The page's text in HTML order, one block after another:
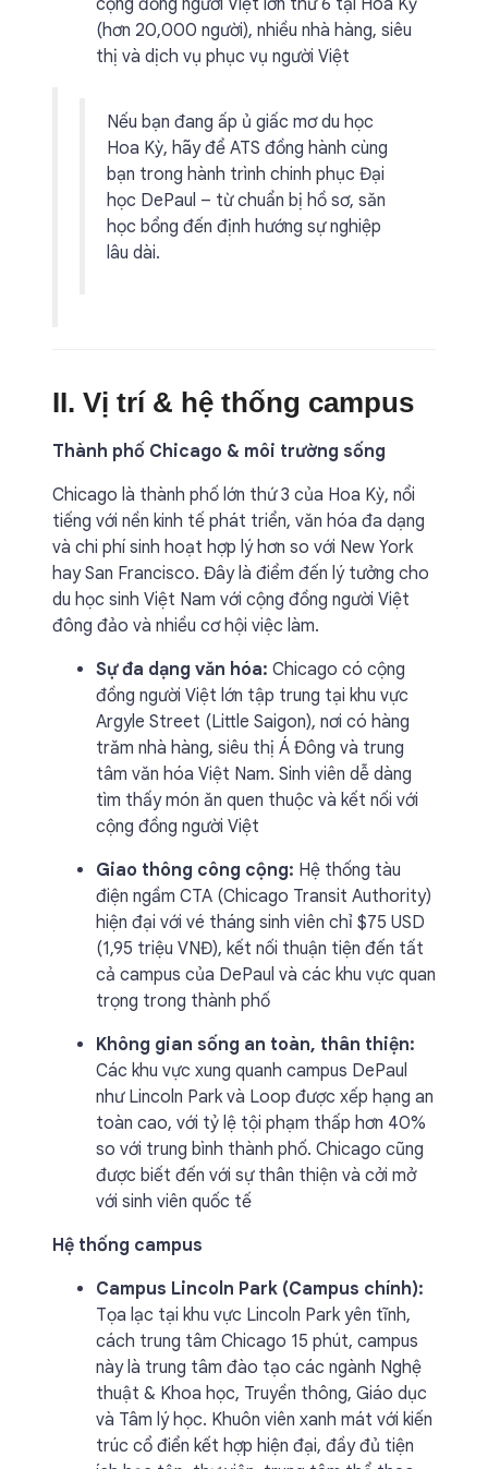
cộng đồng người Việt lớn thứ 6 tại Hoa Kỳ
(hơn 20,000 người), nhiều nhà hàng, siêu
thị và dịch vụ phục vụ người Việt
Nếu bạn đang ấp ủ giấc mơ du học
Hoa Kỳ, hãy để ATS đồng hành cùng
bạn trong hành trình chinh phục Đại
học DePaul – từ chuẩn bị hồ sơ, săn
học bổng đến định hướng sự nghiệp
lâu dài.
II. Vị trí & hệ thống campus
Thành phố Chicago & môi trường sống
Chicago là thành phố lớn thứ 3 của Hoa Kỳ, nổi
tiếng với nền kinh tế phát triển, văn hóa đa dạng
và chi phí sinh hoạt hợp lý hơn so với New York
hay San Francisco. Đây là điểm đến lý tưởng cho
du học sinh Việt Nam với cộng đồng người Việt
đông đảo và nhiều cơ hội việc làm.
Sự đa dạng văn hóa: Chicago có cộng
đồng người Việt lớn tập trung tại khu vực
Argyle Street (Little Saigon), nơi có hàng
trăm nhà hàng, siêu thị Á Đông và trung
tâm văn hóa Việt Nam. Sinh viên dễ dàng
tìm thấy món ăn quen thuộc và kết nối với
cộng đồng người Việt
Giao thông công cộng: Hệ thống tàu
điện ngầm CTA (Chicago Transit Authority)
hiện đại với vé tháng sinh viên chỉ $75 USD
(1,95 triệu VNĐ), kết nối thuận tiện đến tất
cả campus của DePaul và các khu vực quan
trọng trong thành phố
Không gian sống an toàn, thân thiện:
Các khu vực xung quanh campus DePaul
như Lincoln Park và Loop được xếp hạng an
toàn cao, với tỷ lệ tội phạm thấp hơn 40%
so với trung bình thành phố. Chicago cũng
được biết đến với sự thân thiện và cởi mở
với sinh viên quốc tế
Hệ thống campus
Campus Lincoln Park (Campus chính):
Tọa lạc tại khu vực Lincoln Park yên tĩnh,
cách trung tâm Chicago 15 phút, campus
này là trung tâm đào tạo các ngành Nghệ
thuật & Khoa học, Truyền thông, Giáo dục
và Tâm lý học. Khuôn viên xanh mát với kiến
trúc cổ điển kết hợp hiện đại, đầy đủ tiện